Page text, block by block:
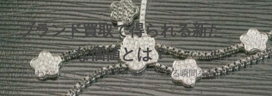
コ
ン
テ
ン
ツ
へ
ブランド買取で得られる新た
な価値とは？
使わないアイテムが未来の価値に変わる瞬間を体
験しよう！
検
索
切